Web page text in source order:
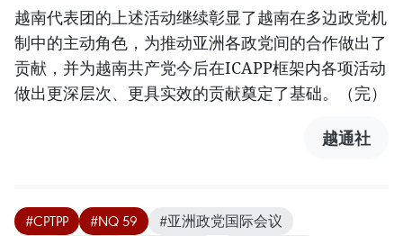
越南代表团的上述活动继续彰显了越南在多边政党机
制中的主动角色，为推动亚洲各政党间的合作做出了
贡献，并为越南共产党今后在ICAPP框架内各项活动
做出更深层次、更具实效的贡献奠定了基础。（完）
越通社
#CPTPP #NQ 59 #亚洲政党国际会议